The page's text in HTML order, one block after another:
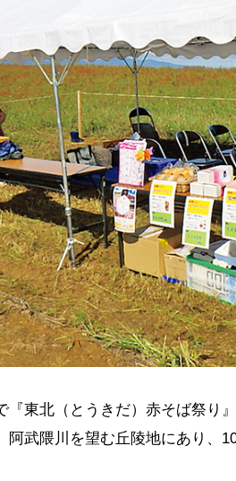
『東北（とうきだ）赤そば祭り
阿武隈川を望む丘陵地にあり、